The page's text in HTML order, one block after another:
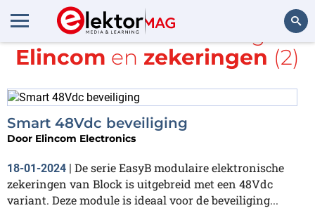
Zoeken
Alle items met de tags
Elincom en zekeringen (2)
Smart 48Vdc beveiliging
Door Elincom Electronics
18-01-2024 | De serie EasyB modulaire elektronische
zekeringen van Block is uitgebreid met een 48Vdc
variant. Deze module is ideaal voor de beveiliging...